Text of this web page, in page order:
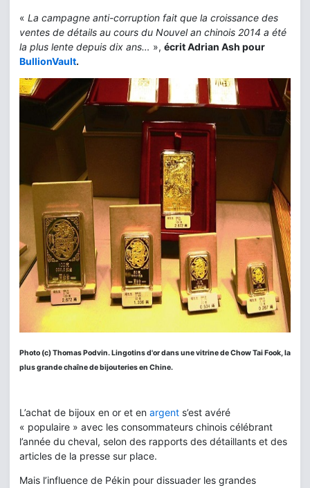
« La campagne anti-corruption fait que la croissance des
ventes de détails au cours du Nouvel an chinois 2014 a été
la plus lente depuis dix ans… », écrit Adrian Ash pour
BullionVault.
Photo (c) Thomas Podvin. Lingotins d'or dans une vitrine de Chow Tai Fook, la
plus grande chaîne de bijouteries en Chine.
L’achat de bijoux en or et en argent s’est avéré
« populaire » avec les consommateurs chinois célébrant
l’année du cheval, selon des rapports des détaillants et des
articles de la presse sur place.
Mais l’influence de Pékin pour dissuader les grandes